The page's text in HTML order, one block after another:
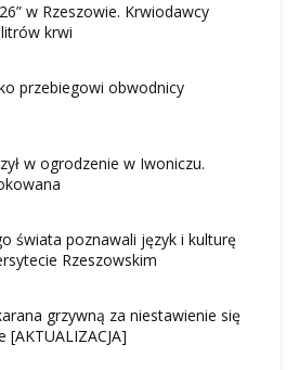
w Rzeszowie. Krwiodawcy
krwi
przebiegowi obwodnicy
w ogrodzenie w Iwoniczu.
świata poznawali język i kulturę
Rzeszowskim
grzywną za niestawienie się
[AKTUALIZACJA]